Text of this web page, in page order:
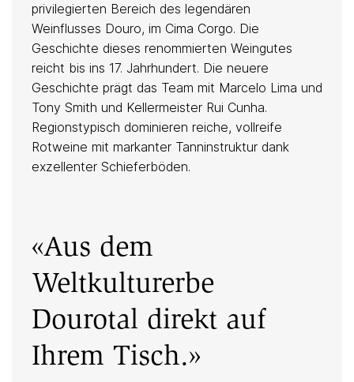
privilegierten Bereich des legendären
Weinflusses Douro, im Cima Corgo. Die
Geschichte dieses renommierten Weingutes
reicht bis ins 17. Jahrhundert. Die neuere
Geschichte prägt das Team mit Marcelo Lima und
Tony Smith und Kellermeister Rui Cunha.
Regionstypisch dominieren reiche, vollreife
Rotweine mit markanter Tanninstruktur dank
exzellenter Schieferböden.
«Aus dem
Weltkulturerbe
Dourotal direkt auf
Ihrem Tisch.»